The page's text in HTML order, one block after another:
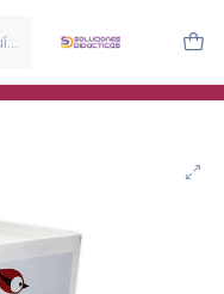
aulas, terapeutas y